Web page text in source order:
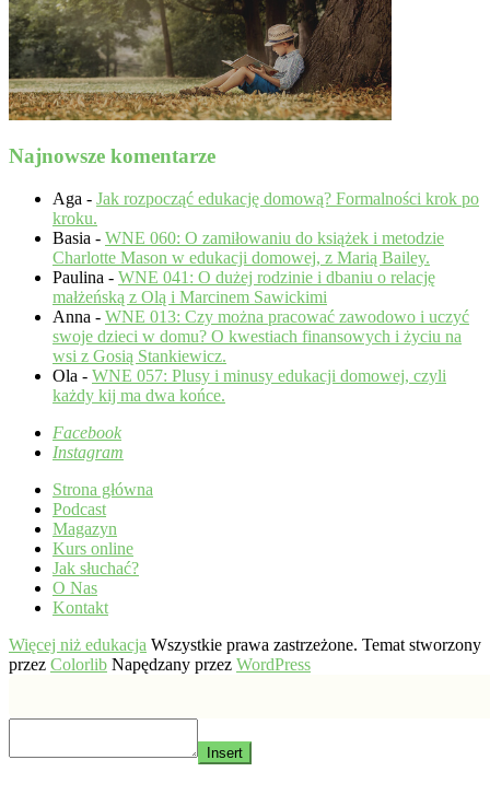
Najnowsze komentarze
Aga - Jak rozpocząć edukację domową? Formalności krok po
kroku.
Basia - WNE 060: O zamiłowaniu do książek i metodzie
Charlotte Mason w edukacji domowej, z Marią Bailey.
Paulina - WNE 041: O dużej rodzinie i dbaniu o relację
małżeńską z Olą i Marcinem Sawickimi
Anna - WNE 013: Czy można pracować zawodowo i uczyć
swoje dzieci w domu? O kwestiach finansowych i życiu na
wsi z Gosią Stankiewicz.
Ola - WNE 057: Plusy i minusy edukacji domowej, czyli
każdy kij ma dwa końce.
Facebook
Instagram
Strona główna
Podcast
Magazyn
Kurs online
Jak słuchać?
O Nas
Kontakt
Więcej niż edukacja Wszystkie prawa zastrzeżone. Temat stworzony
przez Colorlib Napędzany przez WordPress
Insert